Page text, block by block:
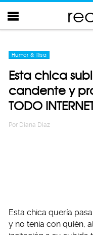
Humor & Risa
Esta chica
candente y
TODO
Por Diana Diaz
Esta chica quería
y no tenía con quién,